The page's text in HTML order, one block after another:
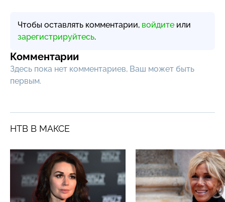
Чтобы оставлять комментарии, войдите или
зарегистрируйтесь.
Комментарии
Здесь пока нет комментариев, Ваш может быть
первым.
НТВ В МАКСЕ